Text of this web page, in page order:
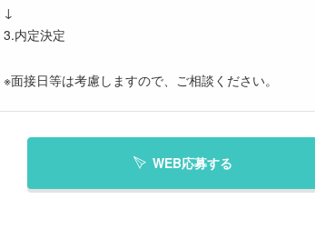
↓
3.内定決定
※面接日等は考慮しますので、ご相談ください。
WEB応募する